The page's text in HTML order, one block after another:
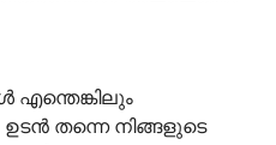
തന്നെ നിങ്ങളുടെ